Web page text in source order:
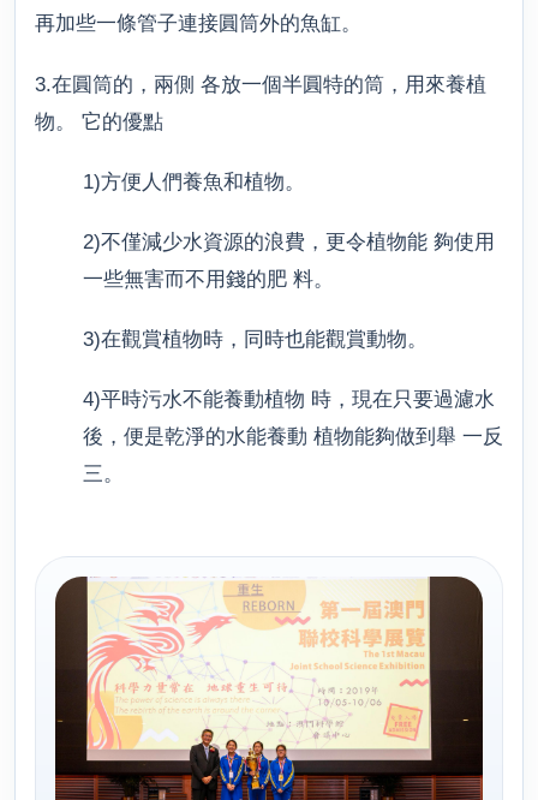
再加些一條管子連接圓筒外的魚缸。
3.在圓筒的，兩側 各放一個半圓特的筒，用來養植
物。 它的優點
1)方便人們養魚和植物。
2)不僅減少水資源的浪費，更令植物能 夠使用
一些無害而不用錢的肥 料。
3)在觀賞植物時，同時也能觀賞動物。
4)平時污水不能養動植物 時，現在只要過濾水
後，便是乾淨的水能養動 植物能夠做到舉 一反
三。